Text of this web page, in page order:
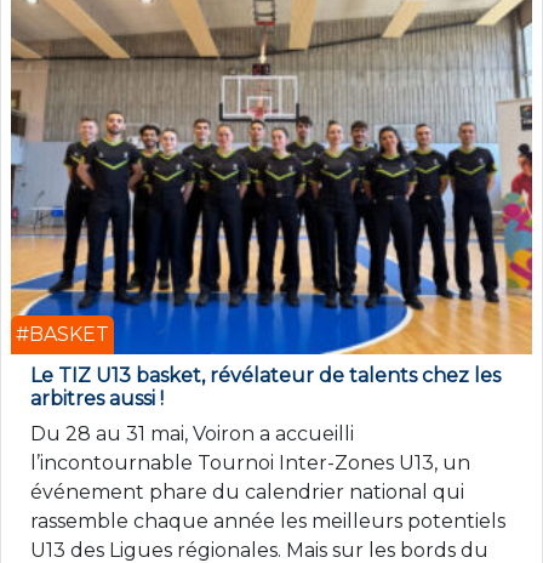
#BASKET
Le TIZ U13 basket, révélateur de talents chez les
arbitres aussi !
Du 28 au 31 mai, Voiron a accueilli
l’incontournable Tournoi Inter-Zones U13, un
événement phare du calendrier national qui
rassemble chaque année les meilleurs potentiels
U13 des Ligues régionales. Mais sur les bords du